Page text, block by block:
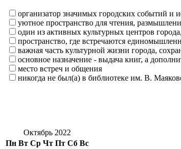
организатор значимых городских событий и
уютное пространство для чтения,
один из активных культурных центров
пространство, где встречаются
важная часть культурной жизни города,
основное назначение - выдача книг, а
место встреч и общения
никогда не был(а) в библиотеке им. В.
Октябрь 2022
Пн Вт Ср Чт Пт Сб Вс